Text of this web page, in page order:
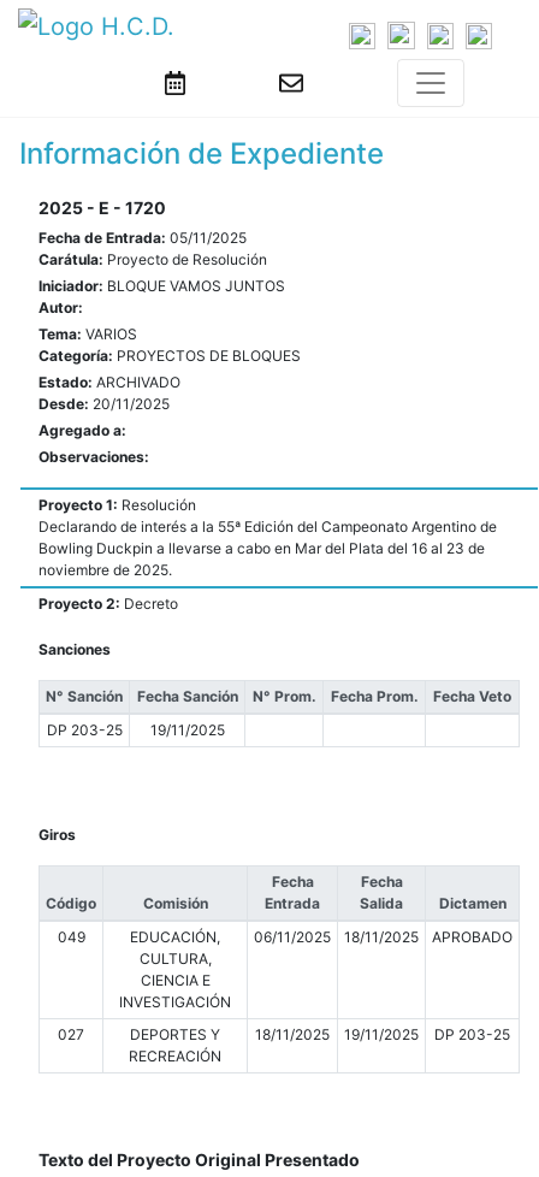
Información de Expediente
2025 - E - 1720
Fecha de Entrada: 05/11/2025
Carátula: Proyecto de Resolución
Iniciador: BLOQUE VAMOS JUNTOS
Autor:
Tema: VARIOS
Categoría: PROYECTOS DE BLOQUES
Estado: ARCHIVADO
Desde: 20/11/2025
Agregado a:
Observaciones:
Proyecto 1: Resolución
Declarando de interés a la 55ª Edición del Campeonato Argentino de
Bowling Duckpin a llevarse a cabo en Mar del Plata del 16 al 23 de
noviembre de 2025.
Proyecto 2: Decreto
Sanciones
N° Sanción Fecha Sanción N° Prom. Fecha Prom.
Fecha Veto
DP 203-25
19/11/2025
Giros
Código Comisión
Fecha
Entrada
Fecha
Salida
Dictamen
049
EDUCACIÓN,
CULTURA,
CIENCIA E
INVESTIGACIÓN
06/11/2025 18/11/2025 APROBADO
027
DEPORTES Y
RECREACIÓN
18/11/2025 19/11/2025 DP 203-25
Texto del Proyecto Original Presentado